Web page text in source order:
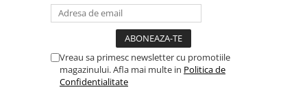
Produs in Cehia.
Vreau sa primesc newsletter cu promotiile
magazinului. Afla mai multe in Politica de
Confidentialitate